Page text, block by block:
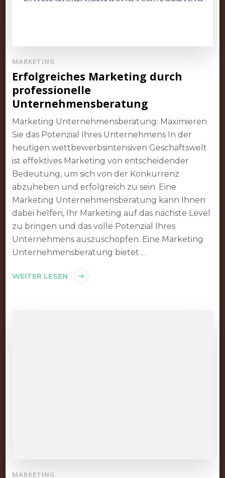
MARKETING
Erfolgreiches Marketing durch
professionelle
Unternehmensberatung
Marketing Unternehmensberatung: Maximieren
Sie das Potenzial Ihres Unternehmens In der
heutigen wettbewerbsintensiven Geschäftswelt
ist effektives Marketing von entscheidender
Bedeutung, um sich von der Konkurrenz
abzuheben und erfolgreich zu sein. Eine
Marketing Unternehmensberatung kann Ihnen
dabei helfen, Ihr Marketing auf das nächste Level
zu bringen und das volle Potenzial Ihres
Unternehmens auszuschöpfen. Eine Marketing
Unternehmensberatung bietet …
WEITER LESEN
MARKETING